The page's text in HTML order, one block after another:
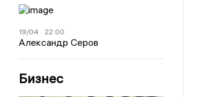
19/04 22:00
Александр Серов
Бизнес